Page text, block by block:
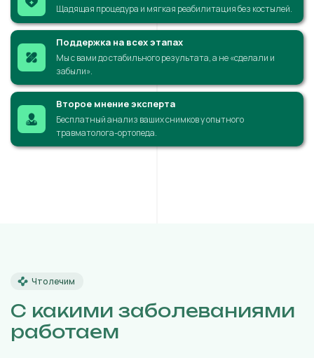
Щадящая процедура и мягкая реабилитация без костылей.
Поддержка на всех этапах
Мы с вами до стабильного результата, а не «сделали и
забыли».
Второе мнение эксперта
Бесплатный анализ ваших снимков у опытного
травматолога-ортопеда.
Что лечим
С какими заболеваниями
работаем